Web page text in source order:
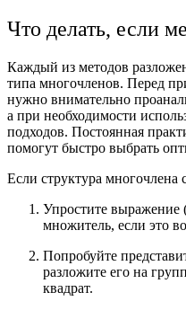
Что делать, если
Каждый из методов
типа многочленов. Перед
нужно внимательно
а при необходимости
подходов. Постоянная
помогут быстро выбрать
Если структура многочлена
Упростите
множитель, если это
Попробуйте
разложите его на
квадрат.